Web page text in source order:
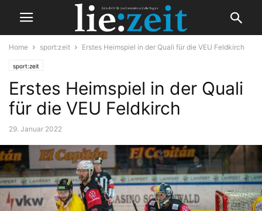
Home sport:zeit Erstes Heimspiel in der Quali für die VEU Feldkirch
sport:zeit
Erstes Heimspiel in der Quali
für die VEU Feldkirch
29. Januar 2022